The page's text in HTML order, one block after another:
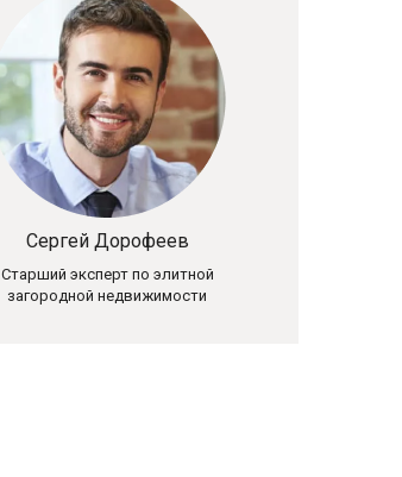
Сергей Дорофеев
Старший эксперт по элитной
загородной недвижимости